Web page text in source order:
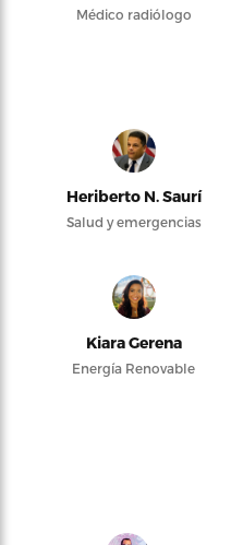
Médico radiólogo
Heriberto N. Saurí
Salud y emergencias
Kiara Gerena
Energía Renovable